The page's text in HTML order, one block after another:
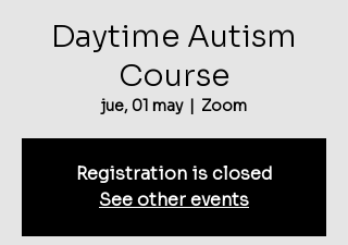
Daytime Autism
Course
jue, 01 may
  |
Zoom
Registration is closed
See other events